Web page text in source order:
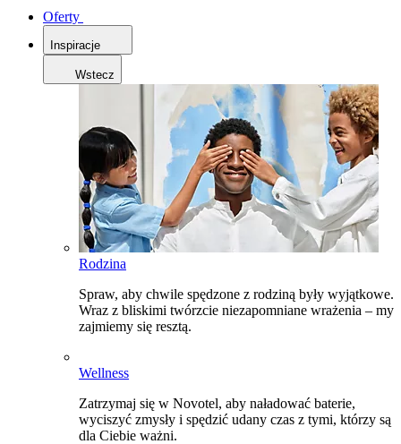
Oferty
Inspiracje
Wstecz
Rodzina
Spraw, aby chwile spędzone z rodziną były wyjątkowe.
Wraz z bliskimi twórzcie niezapomniane wrażenia – my
zajmiemy się resztą.
Wellness
Zatrzymaj się w Novotel, aby naładować baterie,
wyciszyć zmysły i spędzić udany czas z tymi, którzy są
dla Ciebie ważni.